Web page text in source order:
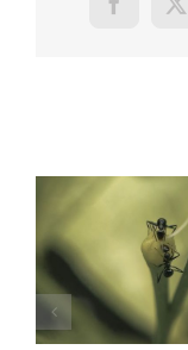
Facebook
X